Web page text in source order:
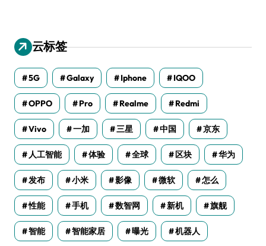
云标签
5G Galaxy Iphone IQOO
OPPO Pro Realme Redmi
Vivo 一加 三星 中国 京东
人工智能 体验 全球 区块 华为
发布 小米 影像 微软 怎么
性能 手机 数智网 新机 旗舰
智能 智能家居 曝光 机器人